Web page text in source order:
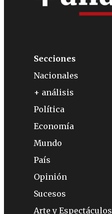
Secciones
Nacionales
+ análisis
Política
Economía
Mundo
País
Opinión
Sucesos
Arte y Espectáculos